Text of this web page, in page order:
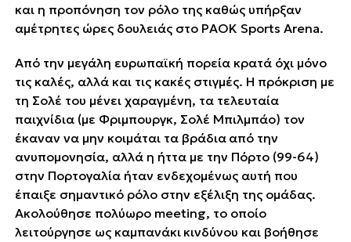
και η προπόνηση τον ρόλο της καθώς υπήρξαν
αμέτρητες ώρες δουλειάς στο PAOK Sports Arena.
Από την μεγάλη ευρωπαϊκή πορεία κρατά όχι μόνο
τις καλές, αλλά και τις κακές στιγμές. Η πρόκριση με
τη Σολέ του μένει χαραγμένη, τα τελευταία
παιχνίδια (με Φριμπουργκ, Σολέ Μπιλμπάο) τον
έκαναν ΄΄να μην κοιμάται τα βράδια΄΄ από την
ανυπομονησία, αλλά η ήττα με την Πόρτο (99-64)
στην Πορτογαλία ήταν ενδεχομένως αυτή που
έπαιξε σημαντικό ρόλο στην εξέλιξη της ομάδας.
Ακολούθησε πολύωρο meeting, το οποίο
λειτούργησε ως ΄΄καμπανάκι΄΄ κινδύνου και βοήθησε